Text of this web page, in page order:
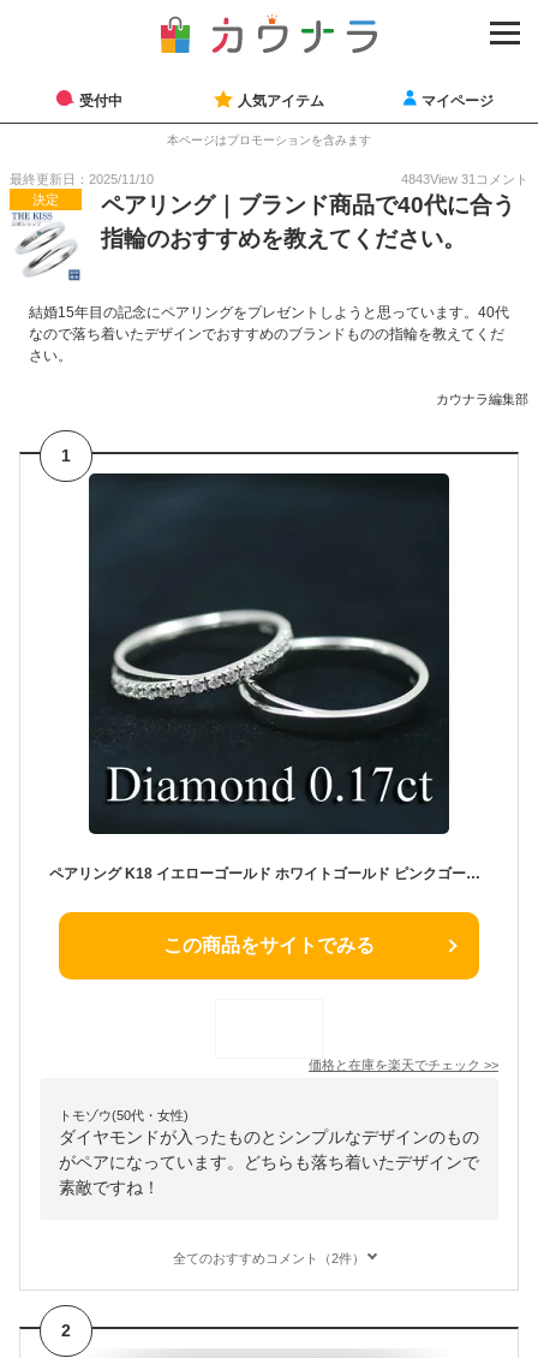
受付中 人気アイテム マイページ
本ページはプロモーションを含みます
最終更新日：2025/11/10 4843View 31 コメント
決定
ペアリング｜ブランド商品で40代に合う
指輪のおすすめを教えてください。
結婚15年目の記念にペアリングをプレゼントしようと思っています。40代
なので落ち着いたデザインでおすすめのブランドものの指輪を教えてくだ
さい。
カウナラ編集部
1
ペアリング K18 イエローゴールド ホワイトゴールド ピンクゴールド ダイヤモンド 2本セット 天然ダイヤ 品質保証書 金属アレルギー 日本製 おしゃれ ジュエリー プレゼント ギフト クリスマス 卒業式 入学式 卒園式 入園式 お祝い
この商品をサイトでみる
価格と在庫を楽天でチェック >>
トモゾウ(50代・女性)
ダイヤモンドが入ったものとシンプルなデザインのもの
がペアになっています。どちらも落ち着いたデザインで
素敵ですね！
全てのおすすめコメント（2件）
2